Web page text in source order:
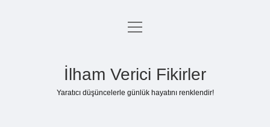
Anasayfa
menüyü
İlham Verici Fikirler
Yaratıcı düşüncelerle günlük hayatını renklendir!